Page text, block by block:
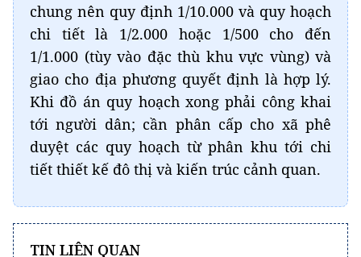
chung nên quy định 1/10.000 và quy hoạch
chi tiết là 1/2.000 hoặc 1/500 cho đến
1/1.000 (tùy vào đặc thù khu vực vùng) và
giao cho địa phương quyết định là hợp lý.
Khi đồ án quy hoạch xong phải công khai
tới người dân; cần phân cấp cho xã phê
duyệt các quy hoạch từ phân khu tới chi
tiết thiết kế đô thị và kiến trúc cảnh quan.
TIN LIÊN QUAN